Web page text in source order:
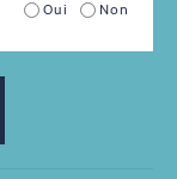
Oui Non